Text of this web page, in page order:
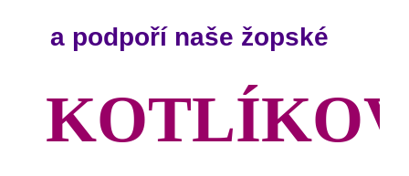
a podpoří naše žopské